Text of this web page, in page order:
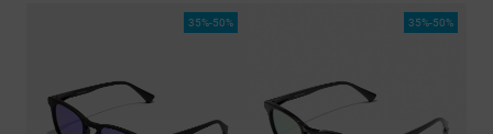
35%-50% 35%-50%